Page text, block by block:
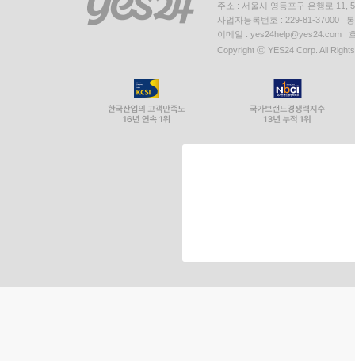
주소 : 서울시 영등포구 은행로 11,
사업자등록번호 : 229-81-37000
이메일 : yes24help@yes24.com
Copyright ⓒ YES24 Corp. All